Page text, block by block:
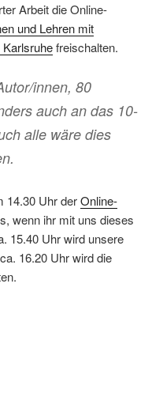
Arbeit die Online-
und Lehren mit
Karlsruhefreischalten.
innen, 80
auch an das 10-
alle wäre dies
14.30 Uhr derOnline-
wenn ihr mit uns dieses
15.40 Uhr wird unsere
16.20 Uhr wird die